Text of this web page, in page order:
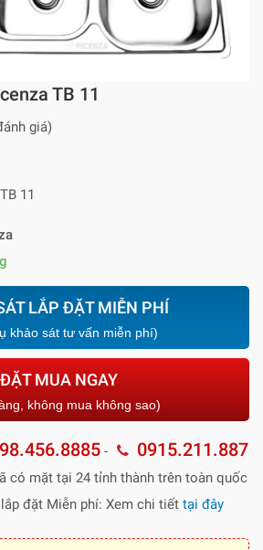
TB 11
giá)
11
LẮP ĐẶT MIỄN PHÍ
khảo sát tư vấn miễn phí)
ĐẶT MUA NGAY
không mua không sao)
- 0915.211.887
có mặt tại 24 tỉnh thành trên toàn quốc
đặt Miễn phí: Xem chi tiết tại đây